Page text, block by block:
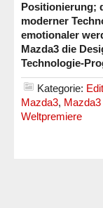
Positionierung;
moderner
emotionaler
Mazda3 die
Technologie-
Kategorie:
Mazda3, Mazda3
Weltpremiere